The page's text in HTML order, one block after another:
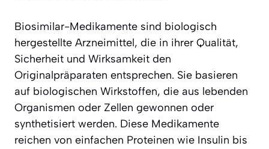
Biosimilar-Medikamente sind biologisch
hergestellte Arzneimittel, die in ihrer Qualität,
Sicherheit und Wirksamkeit den
Originalpräparaten entsprechen. Sie basieren
auf biologischen Wirkstoffen, die aus lebenden
Organismen oder Zellen gewonnen oder
synthetisiert werden. Diese Medikamente
reichen von einfachen Proteinen wie Insulin bis